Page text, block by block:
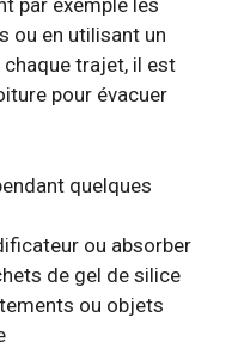
par exemple les
ou en utilisant un
chaque trajet, il est
pour évacuer
quelques
ou absorber
de gel de silice
ou objets